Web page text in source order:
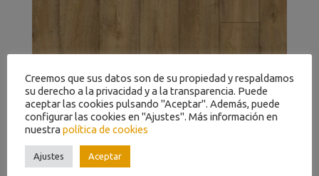
Creemos que sus datos son de su propiedad y respaldamos
su derecho a la privacidad y a la transparencia. Puede
aceptar las cookies pulsando "Aceptar". Además, puede
configurar las cookies en "Ajustes". Más información en
nuestra política de cookies
Ajustes Aceptar